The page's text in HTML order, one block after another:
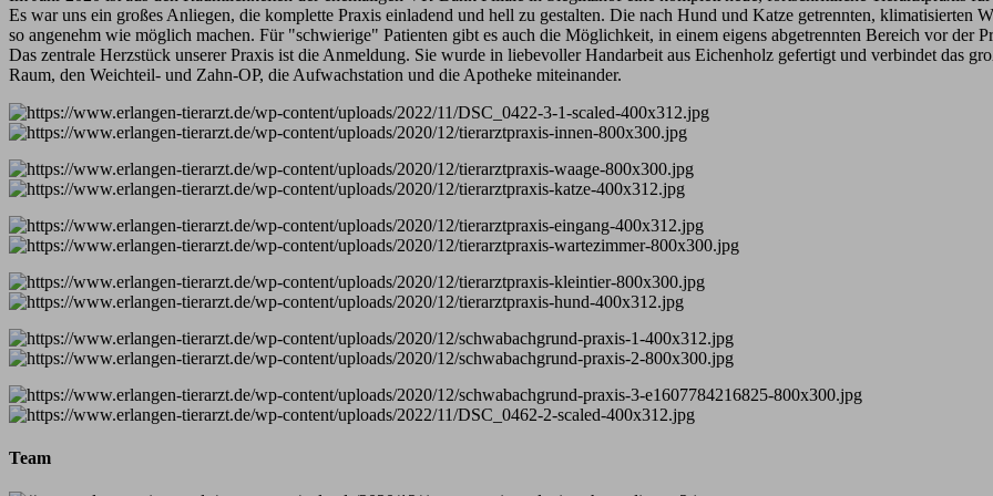
Es war uns ein großes Anliegen, die komplette Praxis einladend und hell zu gestalten. Die nach Hund und Katze getrennten, klimatisierten
so angenehm wie möglich machen. Für "schwierige" Patienten gibt es auch die Möglichkeit, in einem eigens abgetrennten Bereich vor der
Das zentrale Herzstück unserer Praxis ist die Anmeldung. Sie wurde in liebevoller Handarbeit aus Eichenholz gefertigt und verbindet das
Raum, den Weichteil- und Zahn-OP, die Aufwachstation und die Apotheke miteinander.
Team